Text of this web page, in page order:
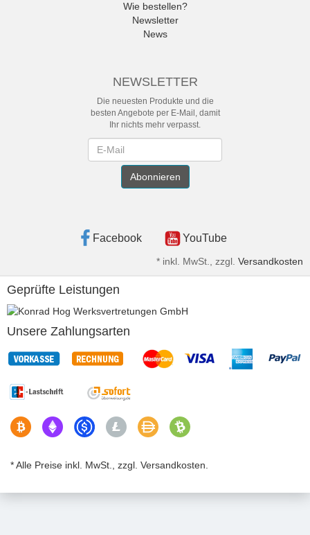
Wie bestellen?
Newsletter
News
NEWSLETTER
Die neuesten Produkte und die
besten Angebote per E-Mail, damit
Ihr nichts mehr verpasst.
Abonnieren
Facebook YouTube
* inkl. MwSt., zzgl. Versandkosten
Geprüfte Leistungen
Unsere Zahlungsarten
* Alle Preise inkl. MwSt., zzgl. Versandkosten.